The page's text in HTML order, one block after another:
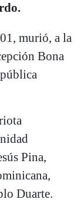
murió, a la
Bona
Pina,
Duarte.